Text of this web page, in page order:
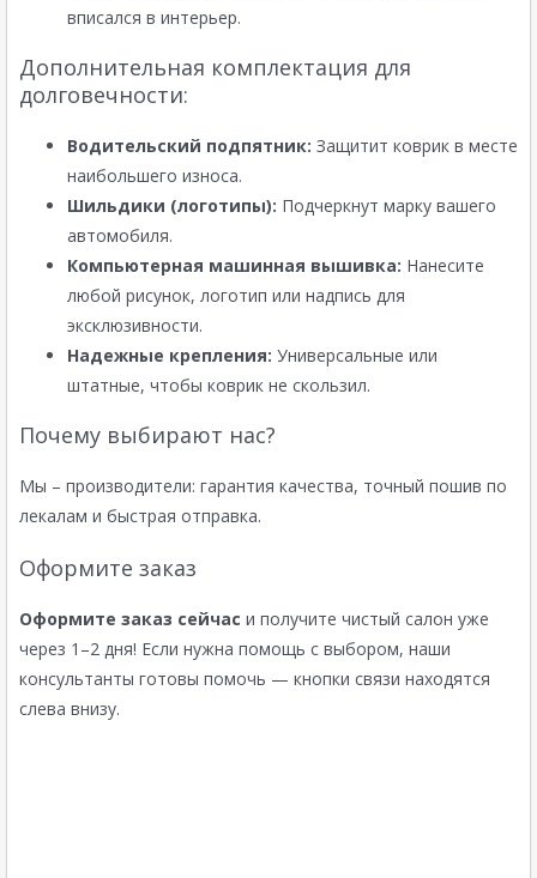
вписался в интерьер.
Дополнительная комплектация для
долговечности:
Водительский подпятник: Защитит коврик в месте
наибольшего износа.
Шильдики (логотипы): Подчеркнут марку вашего
автомобиля.
Компьютерная машинная вышивка: Нанесите
любой рисунок, логотип или надпись для
эксклюзивности.
Надежные крепления: Универсальные или
штатные, чтобы коврик не скользил.
Почему выбирают нас?
Мы – производители: гарантия качества, точный пошив по
лекалам и быстрая отправка.
Оформите заказ
Оформите заказ сейчас и получите чистый салон уже
через 1–2 дня! Если нужна помощь с выбором, наши
консультанты готовы помочь — кнопки связи находятся
слева внизу.